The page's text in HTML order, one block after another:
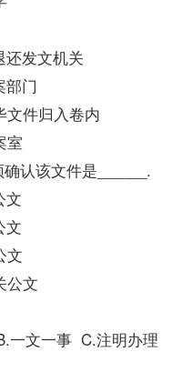
发文机关
门
件归入卷内
室
认该文件是______.
文
文
文一事 C.注明办理